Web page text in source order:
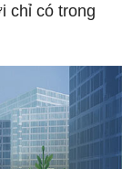
chỉ có trong